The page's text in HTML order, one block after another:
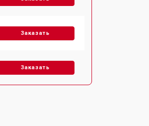
Заказать
Заказать